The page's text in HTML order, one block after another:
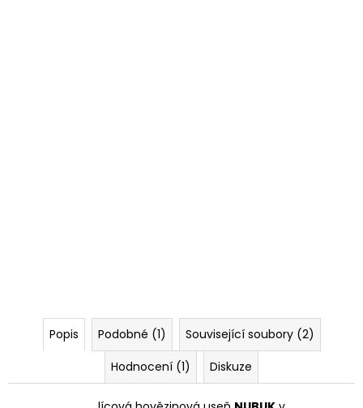
Popis Podobné (1)
Související soubory (2)
Hodnocení (1)
Diskuze